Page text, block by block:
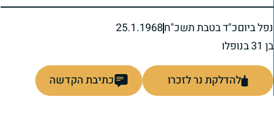
נפל ביוםכ"ד בטבת תשכ"ח25.1.1968
בן 31 בנופלו
להדלקת נר לזכרו כתיבת הקדשה